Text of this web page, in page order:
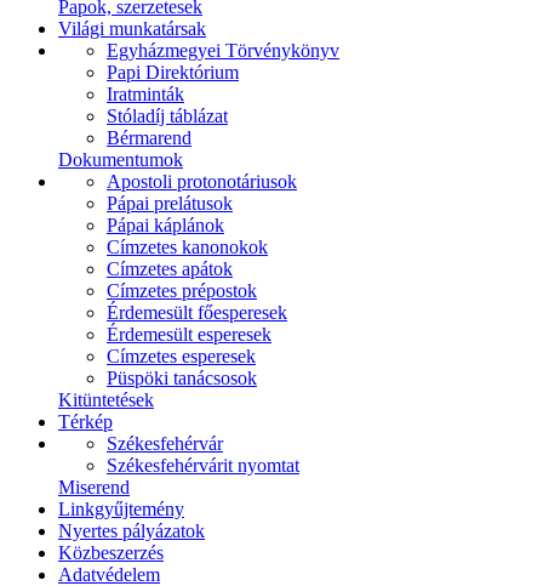
Papok, szerzetesek
Világi munkatársak
Egyházmegyei Törvénykönyv
Papi Direktórium
Iratminták
Stóladíj táblázat
Bérmarend
Dokumentumok
Apostoli protonotáriusok
Pápai prelátusok
Pápai káplánok
Címzetes kanonokok
Címzetes apátok
Címzetes prépostok
Érdemesült főesperesek
Érdemesült esperesek
Címzetes esperesek
Püspöki tanácsosok
Kitüntetések
Térkép
Székesfehérvár
Székesfehérvárit nyomtat
Miserend
Linkgyűjtemény
Nyertes pályázatok
Közbeszerzés
Adatvédelem